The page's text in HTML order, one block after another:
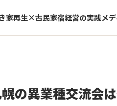
家再生×古民家宿経営の実践メデ
の異業種交流会